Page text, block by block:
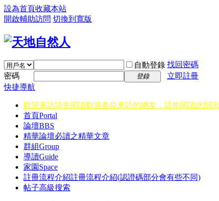
設為首頁收藏本站
開啟輔助訪問 切換到寬版
自動登錄 找回密碼
密碼
登錄
立即註冊
快捷導航
歡迎來訪請先閱讀歡迎各位來訪的網友，請先閱讀此則
首頁Portal
論壇BBS
精華論壇必讀之精華文章
群組Group
導讀Guide
家園 Space
註冊流程介紹註冊流程介紹(認證碼部分會有些不同)
帖子高級搜索